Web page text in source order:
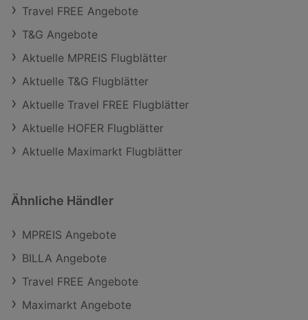
Travel FREE Angebote
T&G Angebote
Aktuelle MPREIS Flugblätter
Aktuelle T&G Flugblätter
Aktuelle Travel FREE Flugblätter
Aktuelle HOFER Flugblätter
Aktuelle Maximarkt Flugblätter
Ähnliche Händler
MPREIS Angebote
BILLA Angebote
Travel FREE Angebote
Maximarkt Angebote